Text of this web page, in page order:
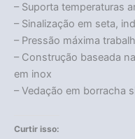
– Suporta temperaturas
– Sinalização em seta,
– Pressão máxima
– Construção baseada
em inox
– Vedação em borracha
Curtir isso: